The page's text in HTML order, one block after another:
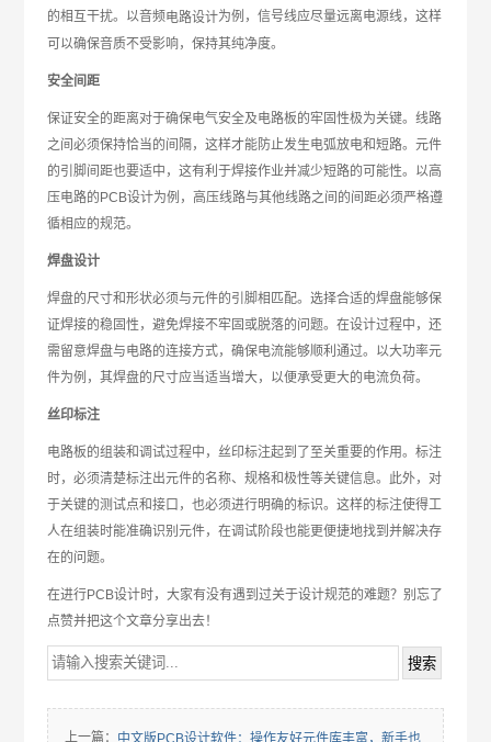
的相互干扰。以音频电路设计为例，信号线应尽量远离电源线，这样
可以确保音质不受影响，保持其纯净度。
安全间距
保证安全的距离对于确保电气安全及电路板的牢固性极为关键。线路
之间必须保持恰当的间隔，这样才能防止发生电弧放电和短路。元件
的引脚间距也要适中，这有利于焊接作业并减少短路的可能性。以高
压电路的PCB设计为例，高压线路与其他线路之间的间距必须严格遵
循相应的规范。
焊盘设计
焊盘的尺寸和形状必须与元件的引脚相匹配。选择合适的焊盘能够保
证焊接的稳固性，避免焊接不牢固或脱落的问题。在设计过程中，还
需留意焊盘与电路的连接方式，确保电流能够顺利通过。以大功率元
件为例，其焊盘的尺寸应当适当增大，以便承受更大的电流负荷。
丝印标注
电路板的组装和调试过程中，丝印标注起到了至关重要的作用。标注
时，必须清楚标注出元件的名称、规格和极性等关键信息。此外，对
于关键的测试点和接口，也必须进行明确的标识。这样的标注使得工
人在组装时能准确识别元件，在调试阶段也能更便捷地找到并解决存
在的问题。
在进行PCB设计时，大家有没有遇到过关于设计规范的难题？别忘了
点赞并把这个文章分享出去！
上一篇： 中文版PCB设计软件：操作友好元件库丰富，新手也